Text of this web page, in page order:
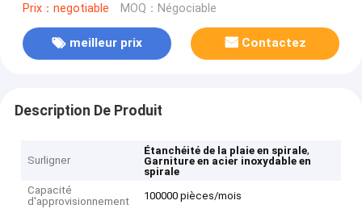
Prix：negotiable MOQ：Négociable
meilleur prix Contactez
Description De Produit
Surligner
Étanchéité de la plaie en spirale,
Garniture en acier inoxydable en
spirale
Capacité
d'approvisionnement
100000 pièces/mois